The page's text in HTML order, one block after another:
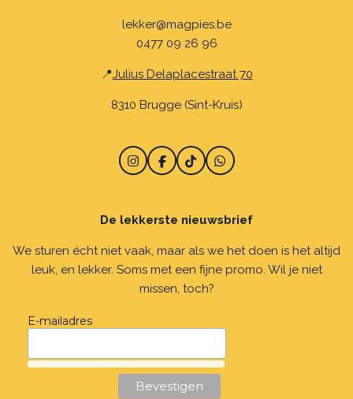
lekker@magpies.be
0477 09 26 96
📍Julius Delaplacestraat 70
8310 Brugge (Sint-Kruis)
I
n
a
r
m
F
a
b
o
T
i
o
W
h
s
p
De lekkerste nieuwsbrief
We sturen écht niet vaak, maar als we het doen is het altijd
leuk, en lekker. Soms met een fijne promo. Wil je niet
missen, toch?
E-mailadres